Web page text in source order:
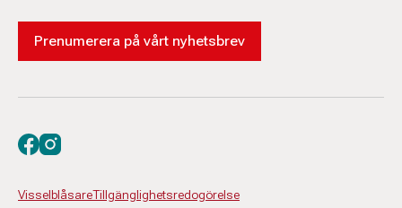
Prenumerera på vårt nyhetsbrev
VisselblåsareTillgänglighetsredogörelse
Besök oss på facebook
Besök oss på instagram